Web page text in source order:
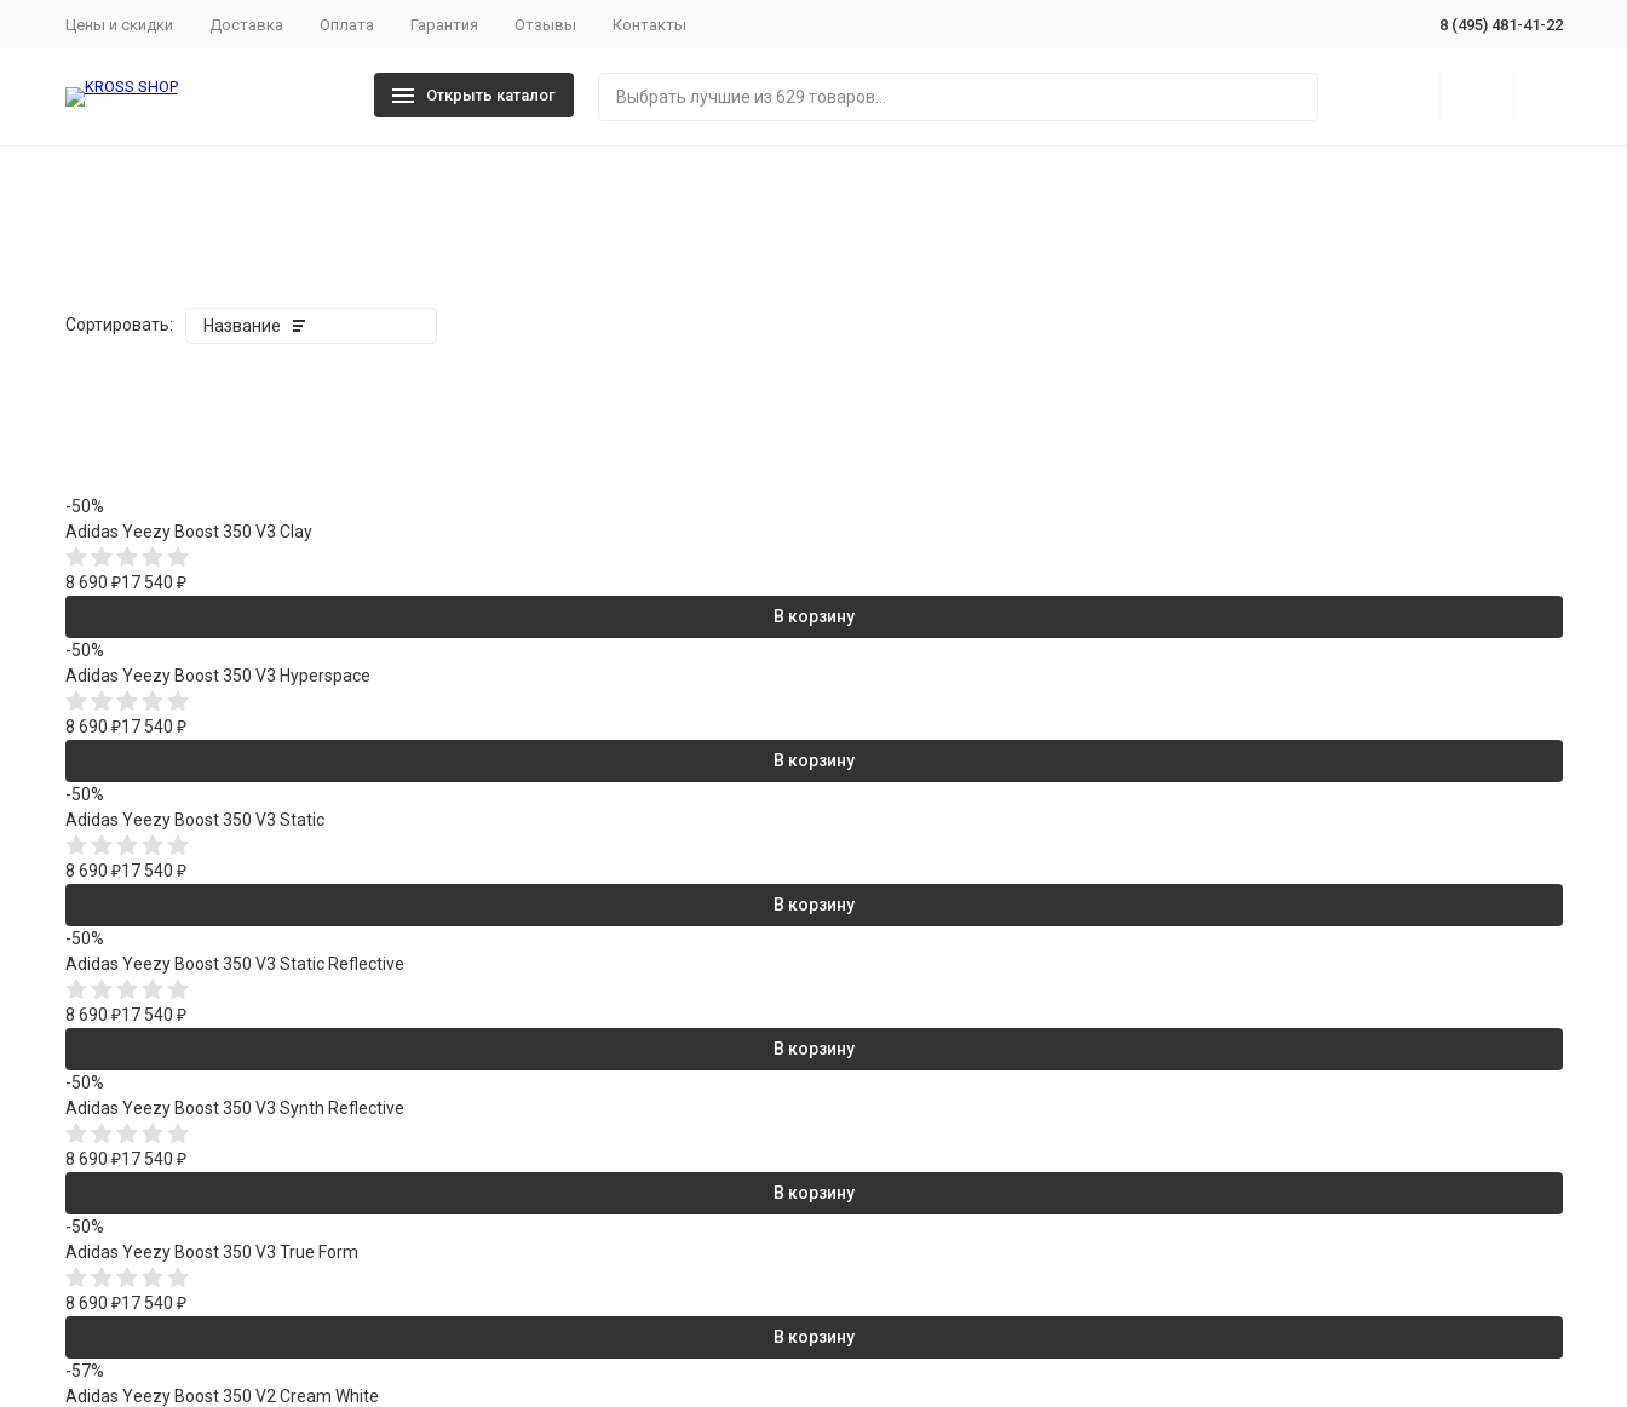
Цены и скидки Доставка Оплата Гарантия Отзывы Контакты 8 (495) 481-41-22
Открыть каталог
Сортировать: Название
-50%
Adidas Yeezy Boost 350 V3 Clay
8 690 ₽17 540 ₽
В корзину
-50%
Adidas Yeezy Boost 350 V3 Hyperspace
8 690 ₽17 540 ₽
В корзину
-50%
Adidas Yeezy Boost 350 V3 Static
8 690 ₽17 540 ₽
В корзину
-50%
Adidas Yeezy Boost 350 V3 Static Reflective
8 690 ₽17 540 ₽
В корзину
-50%
Adidas Yeezy Boost 350 V3 Synth Reflective
8 690 ₽17 540 ₽
В корзину
-50%
Adidas Yeezy Boost 350 V3 True Form
8 690 ₽17 540 ₽
В корзину
-57%
Adidas Yeezy Boost 350 V2 Cream White